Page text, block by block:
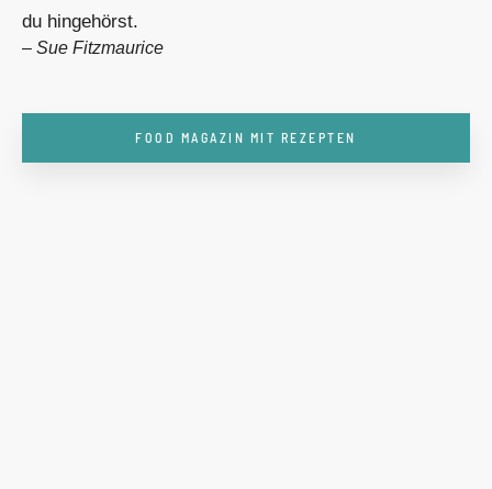
du hingehörst.
– Sue Fitzmaurice
FOOD MAGAZIN MIT REZEPTEN